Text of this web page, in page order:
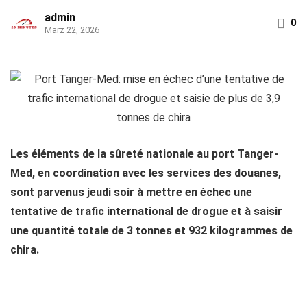
admin
März 22, 2026
0
Les éléments de la sûreté nationale au port Tanger-
Med, en coordination avec les services des douanes,
sont parvenus jeudi soir à mettre en échec une
tentative de trafic international de drogue et à saisir
une quantité totale de 3 tonnes et 932 kilogrammes de
chira.